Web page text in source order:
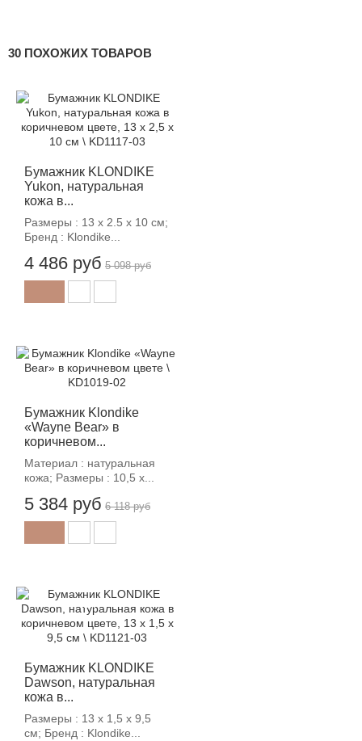
30 ПОХОЖИХ ТОВАРОВ
Бумажник KLONDIKE
Yukon, натуральная
кожа в...
Размеры : 13 х 2.5 х 10 см;
Бренд : Klondike...
4 486 руб 5 098 руб
Бумажник Klondike
«Wayne Bear» в
коричневом...
Материал : натуральная
кожа; Размеры : 10,5 х...
5 384 руб 6 118 руб
Бумажник KLONDIKE
Dawson, натуральная
кожа в...
Размеры : 13 х 1,5 х 9,5
см; Бренд : Klondike...